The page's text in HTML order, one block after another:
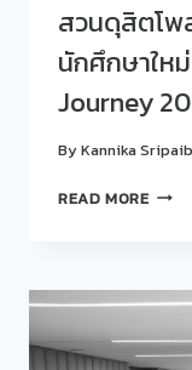
สวนดุสิตโพ
นักศึกษาให
Journey
ByKannika
READ MOREสวน
ล
สำรว
ความ
พึง